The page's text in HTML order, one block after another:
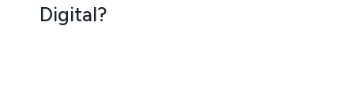
Digital?